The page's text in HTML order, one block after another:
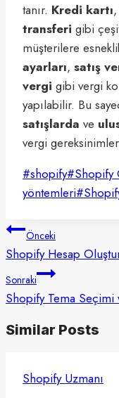
tanır. Kredi kartı,
transferi gibi
müşterilere
ayarları, satış
vergi gibi vergi
yapılabilir. Bu
satışlarda ve
vergi
Post
Tags:
#shopify#Shopify
yöntemleri#
Yazı
gezinmesi
Önceki
Shopify Hesap
Sonraki
Shopify Tema Seçimi
Similar Posts
Shopify Uzmanı